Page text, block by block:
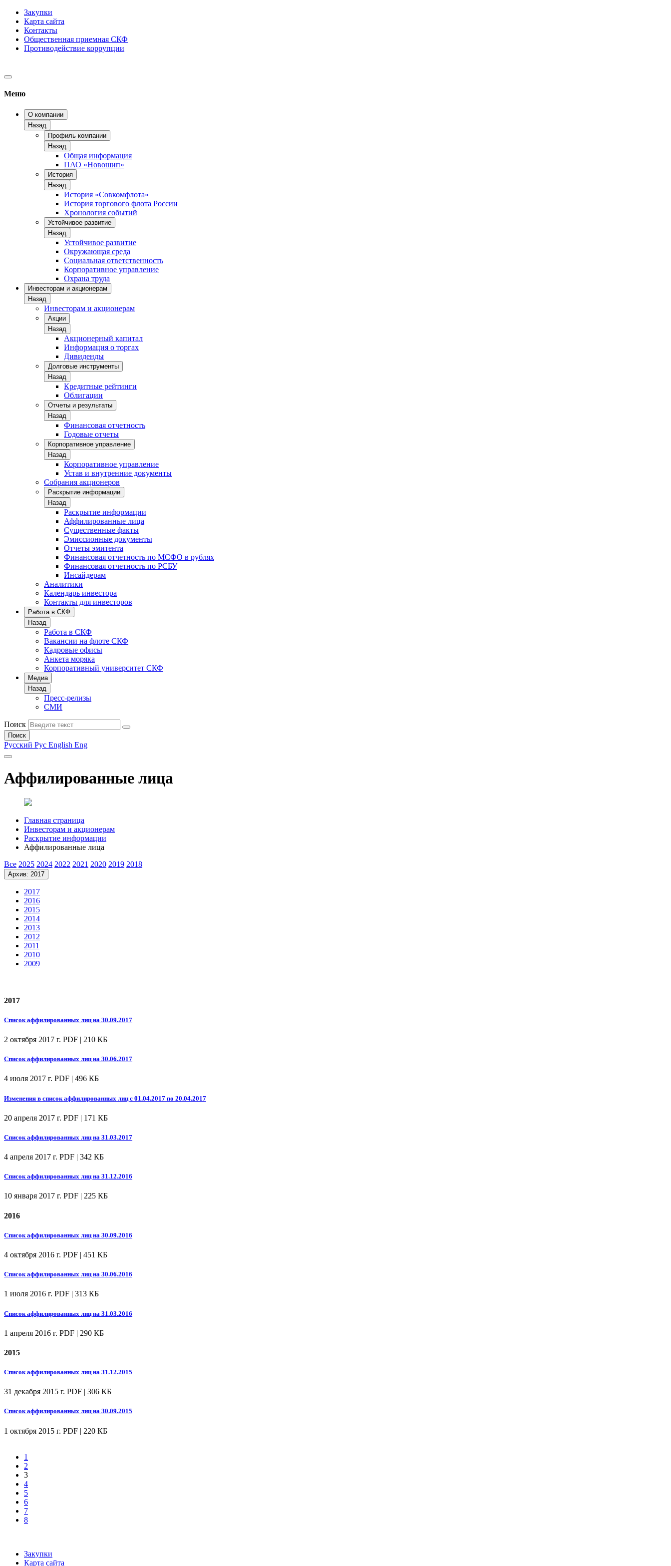
Закупки
Карта сайта
Контакты
Общественная приемная СКФ
Противодействие коррупции
Меню
О компании
Назад
Профиль компании
Назад
Общая информация
ПАО «Новошип»
История
Назад
История «Совкомфлота»
История торгового флота России
Хронология событий
Устойчивое развитие
Назад
Устойчивое развитие
Окружающая среда
Социальная ответственность
Корпоративное управление
Охрана труда
Инвесторам и акционерам
Назад
Инвесторам и акционерам
Акции
Назад
Акционерный капитал
Информация о торгах
Дивиденды
Долговые инструменты
Назад
Кредитные рейтинги
Облигации
Отчеты и результаты
Назад
Финансовая отчетность
Годовые отчеты
Корпоративное управление
Назад
Корпоративное управление
Устав и внутренние документы
Собрания акционеров
Раскрытие информации
Назад
Раскрытие информации
Аффилированные лица
Существенные факты
Эмиссионные документы
Отчеты эмитента
Финансовая отчетность по МСФО в рублях
Финансовая отчетность по РСБУ
Инсайдерам
Аналитики
Календарь инвестора
Контакты для инвесторов
Работа в СКФ
Назад
Работа в СКФ
Вакансии на флоте СКФ
Кадровые офисы
Анкета моряка
Корпоративный университет СКФ
Медиа
Назад
Пресс-релизы
СМИ
Поиск
Поиск
Русский Рус English Eng
Аффилированные лица
Главная страница
Инвесторам и акционерам
Раскрытие информации
Аффилированные лица
Все 2025 2024 2022 2021 2020 2019 2018
Архив: 2017
2017
2016
2015
2014
2013
2012
2011
2010
2009
2017
Список аффилированных лиц на 30.09.2017
2 октября 2017 г. PDF | 210 КБ
Список аффилированных лиц на 30.06.2017
4 июля 2017 г. PDF | 496 КБ
Изменения в список аффилированных лиц с 01.04.2017 по 20.04.2017
20 апреля 2017 г. PDF | 171 КБ
Список аффилированных лиц на 31.03.2017
4 апреля 2017 г. PDF | 342 КБ
Список аффилированных лиц на 31.12.2016
10 января 2017 г. PDF | 225 КБ
2016
Список аффилированных лиц на 30.09.2016
4 октября 2016 г. PDF | 451 КБ
Список аффилированных лиц на 30.06.2016
1 июля 2016 г. PDF | 313 КБ
Список аффилированных лиц на 31.03.2016
1 апреля 2016 г. PDF | 290 КБ
2015
Список аффилированных лиц на 31.12.2015
31 декабря 2015 г. PDF | 306 КБ
Список аффилированных лиц на 30.09.2015
1 октября 2015 г. PDF | 220 КБ
1
2
3
4
5
6
7
8
Закупки
Карта сайта